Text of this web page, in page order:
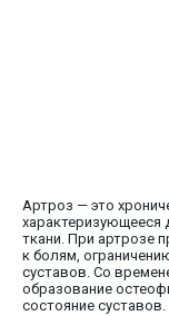
Артроз — это
характеризующееся
ткани. При артрозе
к болям,
суставов. Со
образование
состояние суставов.